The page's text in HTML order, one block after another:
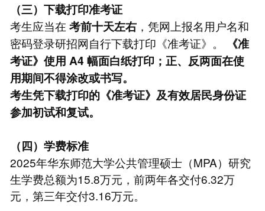
（三）下载打印准考证
考生应当在 考前十天左右，凭网上报名用户名和
密码登录研招网自行下载打印《准考证》。
《准
考证》使用 A4 幅面白纸打印；正、反两面在使
用期间不得涂改或书写。
考生凭下载打印的《准考证》及有效居民身份证
参加初试和复试。
（四）学费标准
2025年华东师范大学公共管理硕士（MPA）研究
生学费总额为15.8万元，前两年各交付6.32万
元，第三年交付3.16万元。